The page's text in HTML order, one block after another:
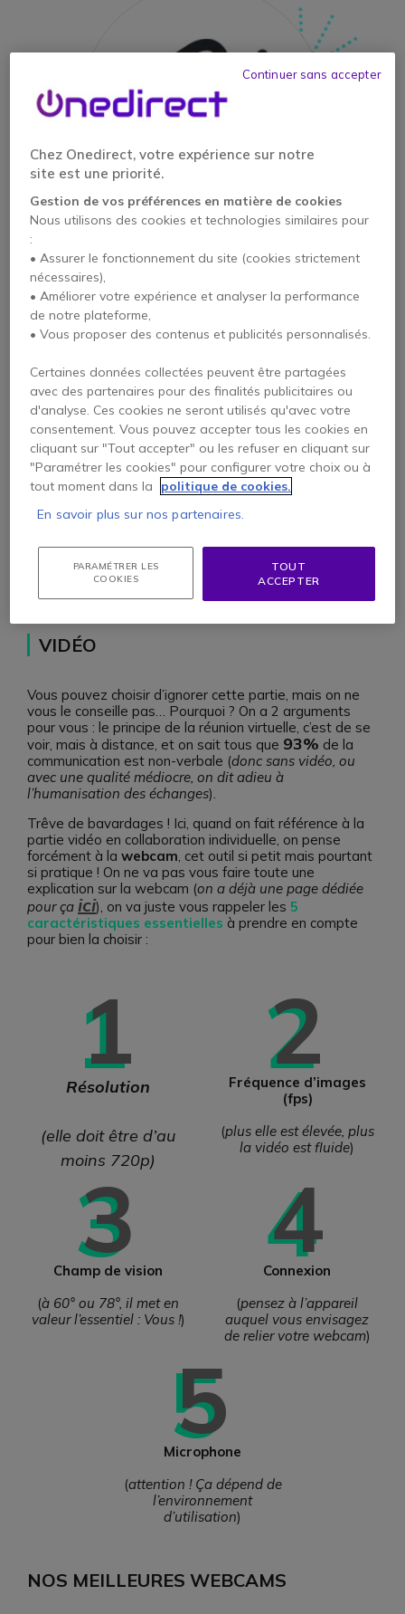
Audio
Connexion internet
VIDÉO
Vous pouvez choisir d’ignorer cette partie, mais on ne
vous le conseille pas… Pourquoi ? On a 2 arguments
pour vous : le principe de la réunion virtuelle, c’est de se
voir, mais à distance, et on sait tous que 93% de la
communication est non-verbale (donc sans vidéo, ou
avec une qualité médiocre, on dit adieu à
l’humanisation des échanges).
Trêve de bavardages ! Ici, quand on fait référence à la
partie vidéo en collaboration individuelle, on pense
forcément à la webcam, cet outil si petit mais pourtant
si pratique ! On ne va pas vous faire toute une
explication sur la webcam (on a déjà une page dédiée
pour ça ici), on va juste vous rappeler les 5
caractéristiques essentielles à prendre en compte
pour bien la choisir :
1
Résolution
(elle doit être d’au
moins 720p)
2
Fréquence d’images
(fps)
(plus elle est élevée, plus
la vidéo est fluide)
3
Champ de vision
(à 60° ou 78°, il met en
valeur l’essentiel : Vous !)
4
Connexion
(pensez à l’appareil
auquel vous envisagez
de relier votre webcam)
5
Microphone
(attention ! Ça dépend de
l’environnement
d’utilisation)
NOS MEILLEURES WEBCAMS
Chez Onedirect, votre expérience sur notre
site est une priorité.
Gestion de vos préférences en matière de cookies
Nous utilisons des cookies et technologies similaires pour
:
• Assurer le fonctionnement du site (cookies strictement
nécessaires),
• Améliorer votre expérience et analyser la performance
de notre plateforme,
• Vous proposer des contenus et publicités personnalisés.
Certaines données collectées peuvent être partagées
avec des partenaires pour des finalités publicitaires ou
d'analyse. Ces cookies ne seront utilisés qu'avec votre
consentement. Vous pouvez accepter tous les cookies en
cliquant sur "Tout accepter" ou les refuser en cliquant sur
"Paramétrer les cookies" pour configurer votre choix ou à
tout moment dans la
politique de cookies.
En savoir plus sur nos partenaires.
PARAMÉTRER LES
COOKIES
TOUT
ACCEPTER
Continuer sans accepter